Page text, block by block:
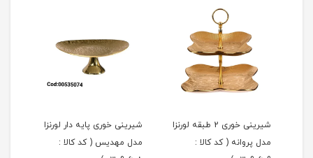
شیرینی خوری 2 طبقه لورنزا
مدل پروانه ( کد کالا :
شیرینی خوری پایه دار لورنزا
مدل مهدیس ( کد کالا :